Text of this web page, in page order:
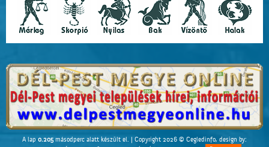
A lap 0.205másodperc alatt készült el. | Copyright 2026 © Cegledinfo, design by: